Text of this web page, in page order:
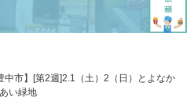
市】[第2週]2.1（土）2（日）とよなか
い緑地